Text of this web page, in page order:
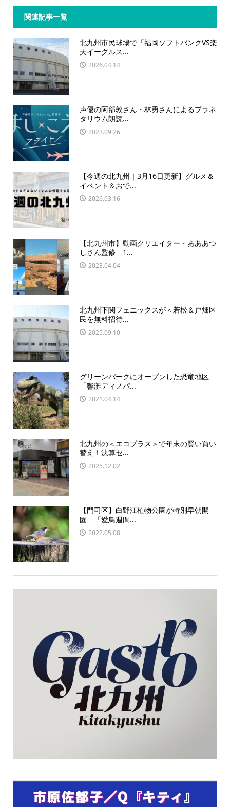
関連記事一覧
北九州市民球場で「福岡ソフトバンクVS楽
天イーグルス...
2026.04.14
声優の阿部敦さん・林勇さんによるプラネ
タリウム朗読...
2023.09.26
【今週の北九州｜3月16日更新】グルメ＆
イベント＆おで...
2026.03.16
【北九州市】動画クリエイター・あああつ
しさん監修 1...
2023.04.04
北九州下関フェニックスが＜若松＆戸畑区
民を無料招待...
2025.09.10
グリーンパークにオープンした恐竜地区
「響灘ディノパ...
2021.04.14
北九州の＜エコプラス＞で年末の賢い買い
替え！決算セ...
2025.12.02
【門司区】白野江植物公園が特別早朝開
園 「愛鳥週間...
2022.05.08